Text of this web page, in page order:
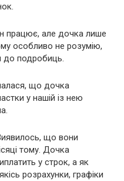
працює, але дочка лише
особливо не розумію,
до подробиць.
що дочка
у нашій із нею
що вони
тому. Дочка
у строк, а як
розрахунки, графіки